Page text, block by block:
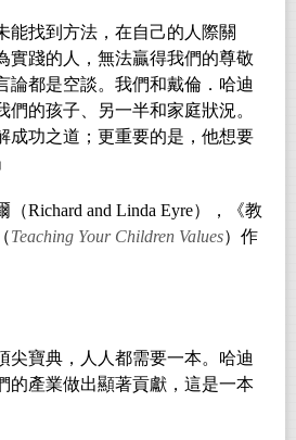
能找到方法，在自己的人際關
實踐的人，無法贏得我們的尊敬
論都是空談。我們和戴倫．哈迪
們的孩子、另一半和家庭狀況。
成功之道；更重要的是，他想要
（Richard and Linda Eyre），《教
Teaching Your Children Values）作
尖寶典，人人都需要一本。哈迪
的產業做出顯著貢獻，這是一本